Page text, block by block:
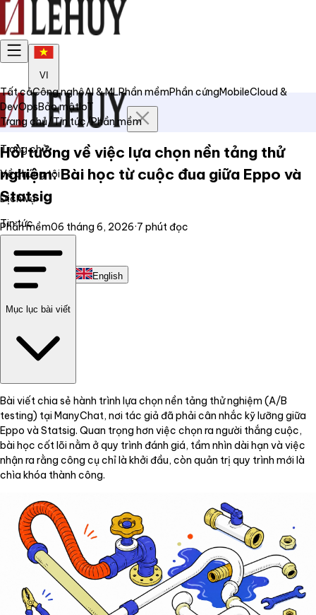
VI
Trang chủ
Về chúng tôi
Dịch vụ
Tin tức
Liên hệ
Tiếng Việt English
Tất cảCông nghệAI & MLPhần mềmPhần cứngMobileCloud &
DevOpsBảo mậtIoT
Trang chủ/Tin tức/Phần mềm
Hồi tưởng về việc lựa chọn nền tảng thử
nghiệm: Bài học từ cuộc đua giữa Eppo và
Statsig
Phần mềm06 tháng 6, 2026·7 phút đọc
Mục lục bài viết
Bài viết chia sẻ hành trình lựa chọn nền tảng thử nghiệm (A/B
testing) tại ManyChat, nơi tác giả đã phải cân nhắc kỹ lưỡng giữa
Eppo và Statsig. Quan trọng hơn việc chọn ra người thắng cuộc,
bài học cốt lõi nằm ở quy trình đánh giá, tầm nhìn dài hạn và việc
nhận ra rằng công cụ chỉ là khởi đầu, còn quản trị quy trình mới là
chìa khóa thành công.